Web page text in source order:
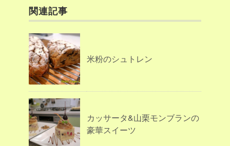
関連記事
米粉のシュトレン
カッサータ&山栗モンブランの
豪華スイーツ